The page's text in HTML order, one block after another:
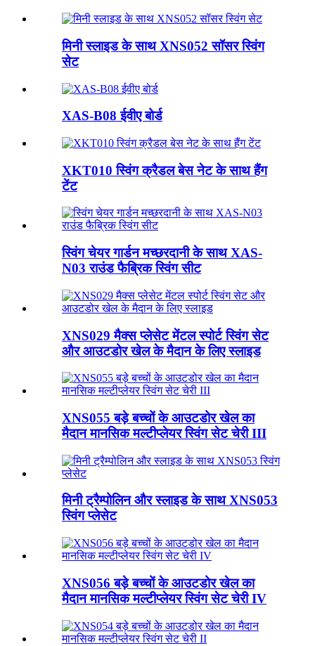
मिनी स्लाइड के साथ XNS052 सॉसर स्विंग
सेट
XAS-B08 ईवीए बोर्ड
XKT010 स्विंग क्रैडल बेस नेट के साथ हैंग
टेंट
स्विंग चेयर गार्डन मच्छरदानी के साथ XAS-
N03 राउंड फैब्रिक स्विंग सीट
XNS029 मैक्स प्लेसेट मेंटल स्पोर्ट स्विंग सेट
और आउटडोर खेल के मैदान के लिए स्लाइड
XNS055 बड़े बच्चों के आउटडोर खेल का
मैदान मानसिक मल्टीप्लेयर स्विंग सेट चेरी III
मिनी ट्रैम्पोलिन और स्लाइड के साथ XNS053
स्विंग प्लेसेट
XNS056 बड़े बच्चों के आउटडोर खेल का
मैदान मानसिक मल्टीप्लेयर स्विंग सेट चेरी IV